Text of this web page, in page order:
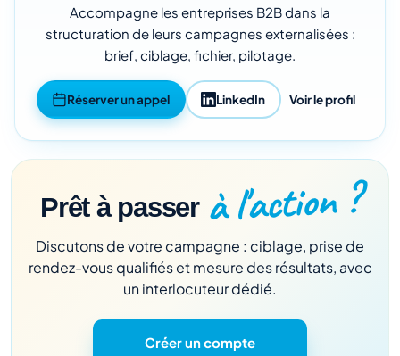
Accompagne les entreprises B2B dans la
structuration de leurs campagnes externalisées :
brief, ciblage, fichier, pilotage.
Réserver un appel LinkedIn Voir le profil
Prêt à passer à l'action ?
Discutons de votre campagne : ciblage, prise de
rendez-vous qualifiés et mesure des résultats, avec
un interlocuteur dédié.
Créer un compte